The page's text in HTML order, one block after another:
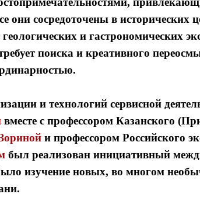
они сосредоточены в исторических
и гастрономических
поиска и креативного
и технологий сервисной
вместе с профессором Казанского
и профессором Российского
был реализован инициативный
изучение новых, во многом